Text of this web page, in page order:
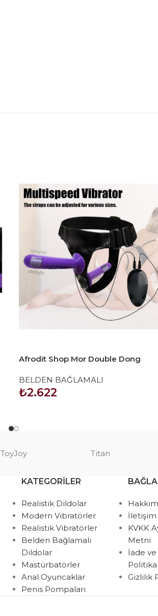
Afrodit Shop Mor Double Dong
Taraflı Bisex Dildo Vibratör
BELDEN BAĞLAMALI
₺2.622
ToyJoy Titan
KATEGORILER
Realistik Dildolar
Modern Vibratörler
Realistik Vibratörler
Belden Bağlamalı
Dildolar
Mastürbatörler
Anal Oyuncaklar
Penis Pompaları
İletişim
KVKK
Metni
İade
Gizlilik